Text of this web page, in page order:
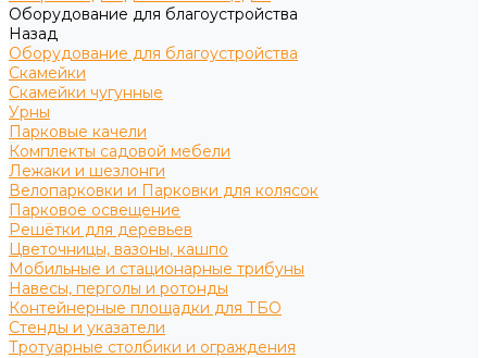
Оборудование для благоустройства
Назад
Оборудование для благоустройства
Скамейки
Скамейки чугунные
Урны
Парковые качели
Комплекты садовой мебели
Лежаки и шезлонги
Велопарковки и Парковки для колясок
Парковое освещение
Решётки для деревьев
Цветочницы, вазоны, кашпо
Мобильные и стационарные трибуны
Навесы, перголы и ротонды
Контейнерные площадки для ТБО
Стенды и указатели
Тротуарные столбики и ограждения